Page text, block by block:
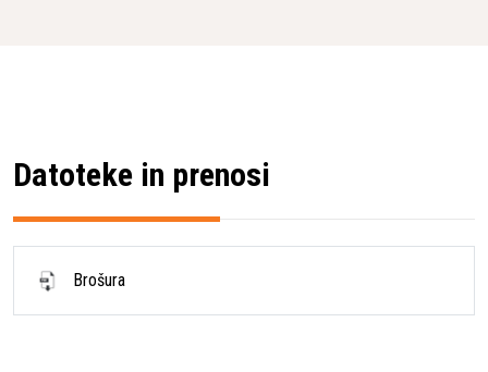
Datoteke in prenosi
Brošura